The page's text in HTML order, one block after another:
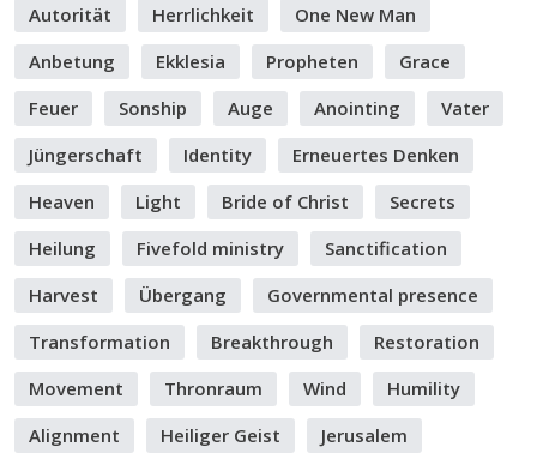
Autorität
Herrlichkeit
One New Man
Anbetung
Ekklesia Propheten
Grace
Feuer
Sonship Auge Anointing
Vater
Jüngerschaft
Identity
Erneuertes Denken
Heaven
Light Bride of Christ
Secrets
Heilung
Fivefold ministry
Sanctification
Harvest
Übergang
Governmental presence
Transformation
Breakthrough
Restoration
Movement
Thronraum Wind
Humility
Alignment
Heiliger Geist Jerusalem